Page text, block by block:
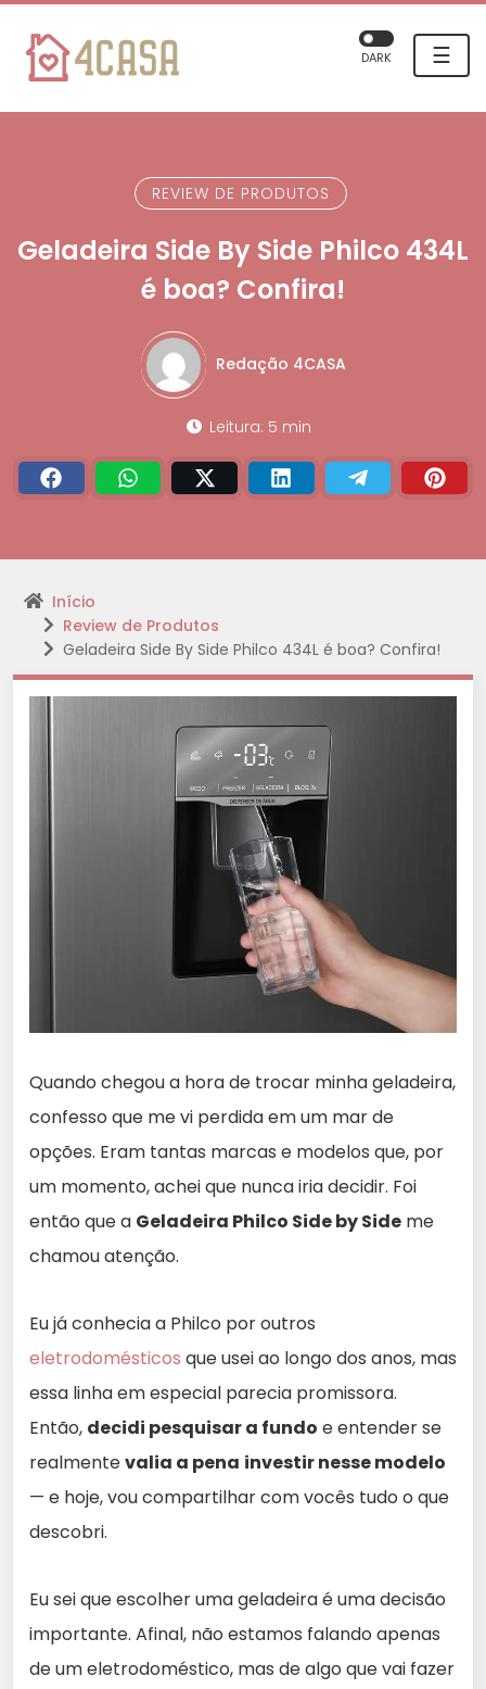
☰
DARK
REVIEW DE PRODUTOS
Geladeira Side By Side Philco 434L
é boa? Confira!
Redação 4CASA
Leitura: 5 min
Início
Review de Produtos
Geladeira Side By Side Philco 434L é boa? Confira!
Quando chegou a hora de trocar minha geladeira,
confesso que me vi perdida em um mar de
opções. Eram tantas marcas e modelos que, por
um momento, achei que nunca iria decidir. Foi
então que a Geladeira Philco Side by Side me
chamou atenção.
Eu já conhecia a Philco por outros
eletrodomésticos que usei ao longo dos anos, mas
essa linha em especial parecia promissora.
Então, decidi pesquisar a fundo e entender se
realmentevalia a pena investir nesse modelo
— e hoje, vou compartilhar com vocês tudo o que
descobri.
Eu sei que escolher uma geladeira é uma decisão
importante. Afinal, não estamos falando apenas
de um eletrodoméstico, mas de algo que vai fazer